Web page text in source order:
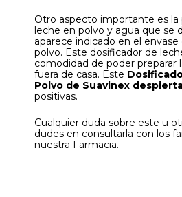
Otro aspecto importante es la
leche en polvo y agua que se
aparece indicado en el envase
polvo. Este dosificador de
comodidad de poder preparar
fuera de casa. Este
Polvo de Suavinex
positivas.
Cualquier duda sobre este u
dudes en consultarla con los
nuestra Farmacia.